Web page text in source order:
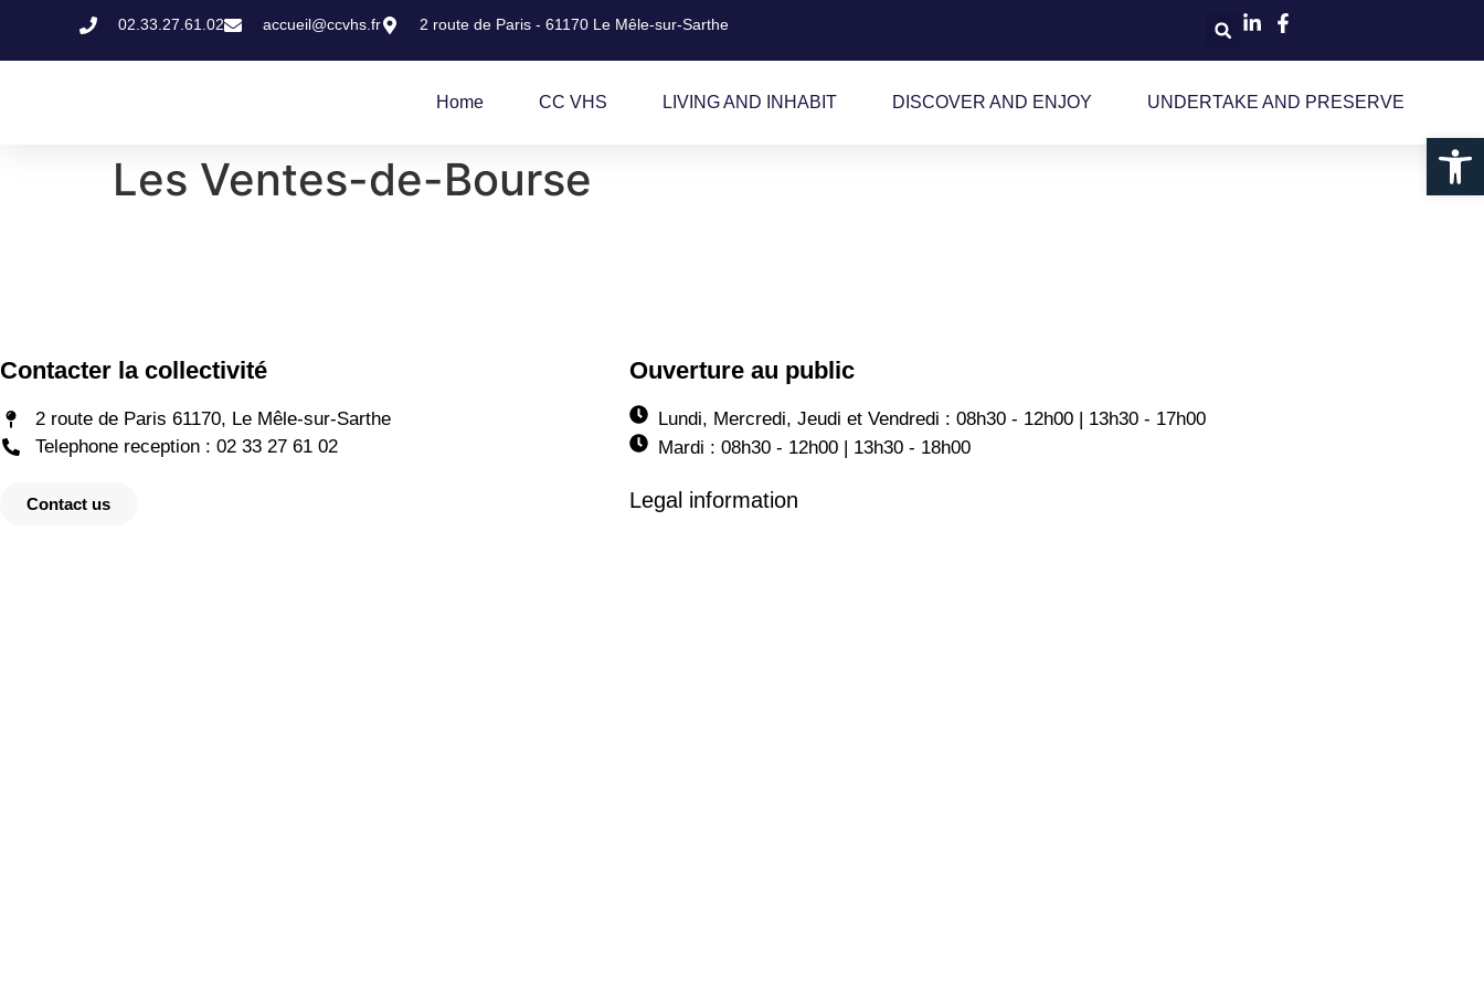
02.33.27.61.02 accueil@ccvhs.fr 2 route de Paris - 61170 Le Mêle-sur-Sarthe
Home CC VHS LIVING AND INHABIT DISCOVER AND ENJOY UNDERTAKE AND PRESERVE
Les Ventes-de-Bourse
Contacter la collectivité
2 route de Paris 61170, Le Mêle-sur-Sarthe
Telephone reception : 02 33 27 61 02
Contact us
Ouverture au public
Lundi, Mercredi, Jeudi et Vendredi : 08h30 - 12h00 | 13h30 - 17h00
Mardi : 08h30 - 12h00 | 13h30 - 18h00
Legal information